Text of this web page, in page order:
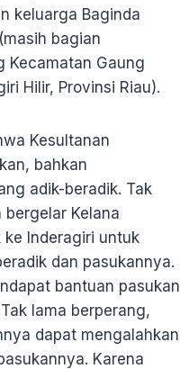
keluarga Baginda
bagian
Kecamatan Gaung
Hilir, Provinsi Riau).
Kesultanan
bahkan
adik-beradik. Tak
Kelana
Inderagiri untuk
dan pasukannya.
bantuan pasukan
lama berperang,
dapat mengalahkan
Karena